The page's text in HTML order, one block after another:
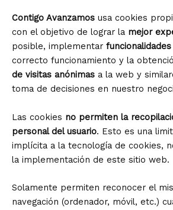
Contigo Avanzamos usa cookies
con el objetivo de lograr la mejor
posible, implementar
correcto funcionamiento y la
de visitas anónimas a la web y
toma de decisiones en nuestro
Las cookies no permiten la
personal del usuario. Esto es una
implícita a la tecnología de cookies,
la implementación de este sitio web.
Solamente permiten reconocer el
navegación (ordenador, móvil, etc.)